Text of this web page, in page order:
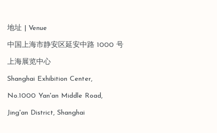
地址 | Venue
中国上海市静安区延安中路 1000 号
上海展览中心
Shanghai Exhibition Center,
No.1000 Yan'an Middle Road,
Jing'an District, Shanghai